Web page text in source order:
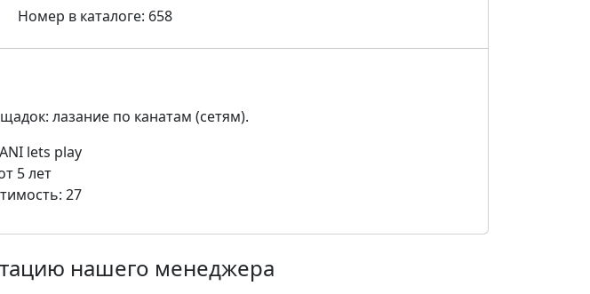
Номер в каталоге: 658
лазание по канатам (сетям).
lets play
5 лет
27
нашего менеджера